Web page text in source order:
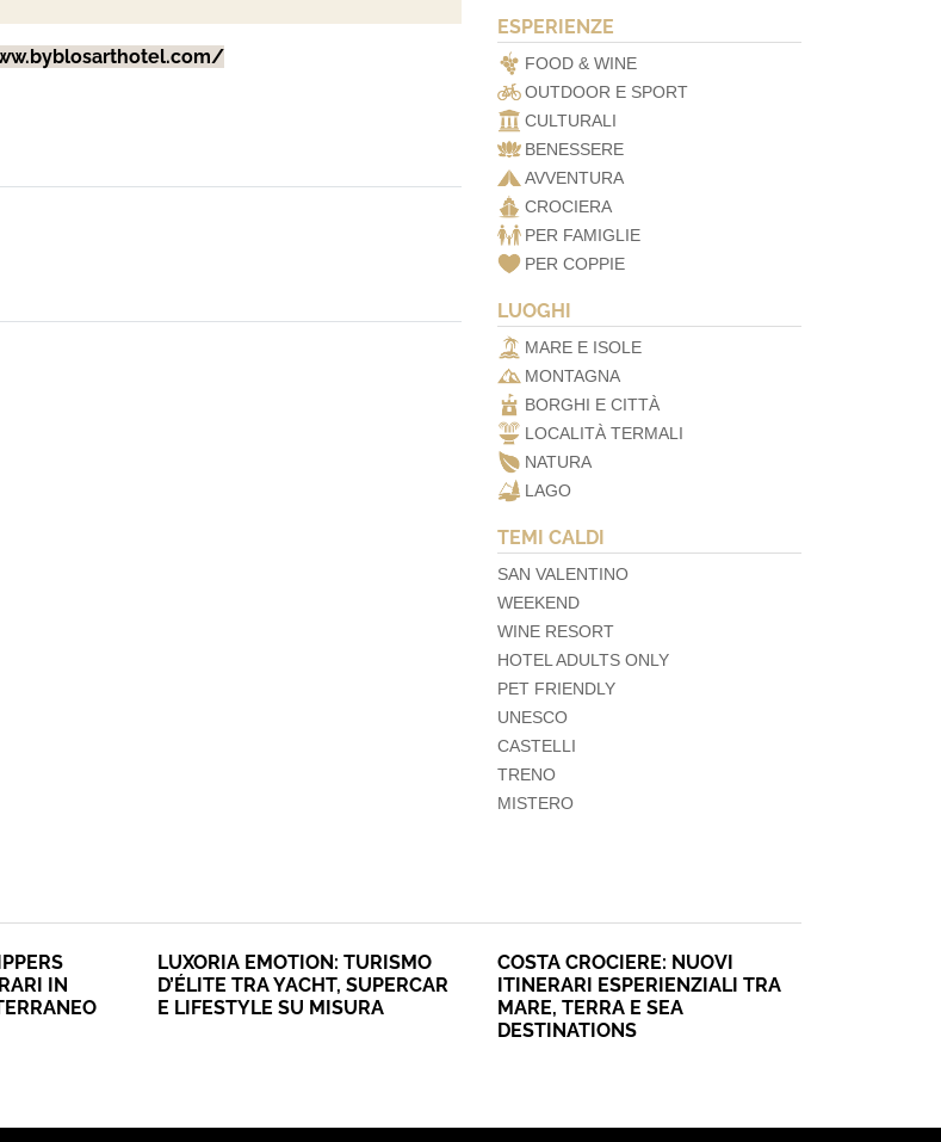
ESPERIENZE
FOOD & WINE
OUTDOOR E SPORT
CULTURALI
BENESSERE
AVVENTURA
CROCIERA
PER FAMIGLIE
PER COPPIE
LUOGHI
MARE E ISOLE
MONTAGNA
BORGHI E CITTÀ
LOCALITÀ TERMALI
NATURA
LAGO
TEMI CALDI
SAN VALENTINO
WEEKEND
WINE RESORT
HOTEL ADULTS ONLY
PET FRIENDLY
UNESCO
CASTELLI
TRENO
MISTERO
IN
LUXORIA EMOTION: TURISMO
D’ÉLITE TRA YACHT, SUPERCAR
E LIFESTYLE SU MISURA
COSTA CROCIERE: NUOVI
ITINERARI ESPERIENZIALI TRA
MARE, TERRA E SEA
DESTINATIONS